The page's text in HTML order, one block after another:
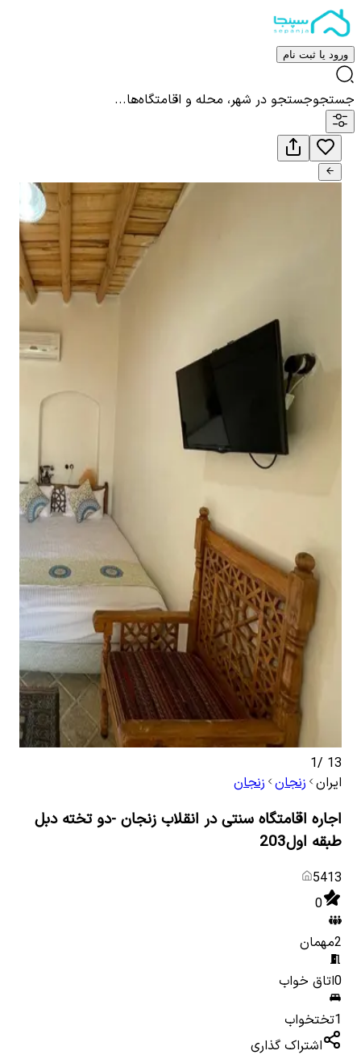
ورود یا ثبت نام
جستجوجستجو در شهر، محله و اقامتگاه‌ها...
13
/
1
ایران زنجان زنجان
اجاره اقامتگاه سنتی در انقلاب زنجان -دو تخته دبل
طبقه اول203
5413
0
2مهمان
0اتاق خواب
1تختخواب
اشتراک گذاری